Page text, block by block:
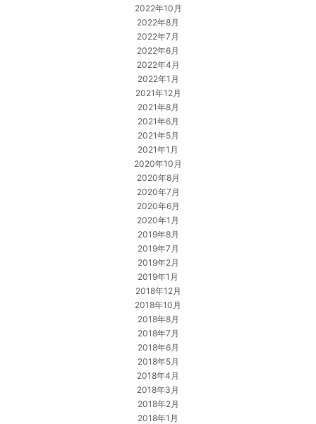
2022年10月
2022年8月
2022年7月
2022年6月
2022年4月
2022年1月
2021年12月
2021年8月
2021年6月
2021年5月
2021年1月
2020年10月
2020年8月
2020年7月
2020年6月
2020年1月
2019年8月
2019年7月
2019年2月
2019年1月
2018年12月
2018年10月
2018年8月
2018年7月
2018年6月
2018年5月
2018年4月
2018年3月
2018年2月
2018年1月